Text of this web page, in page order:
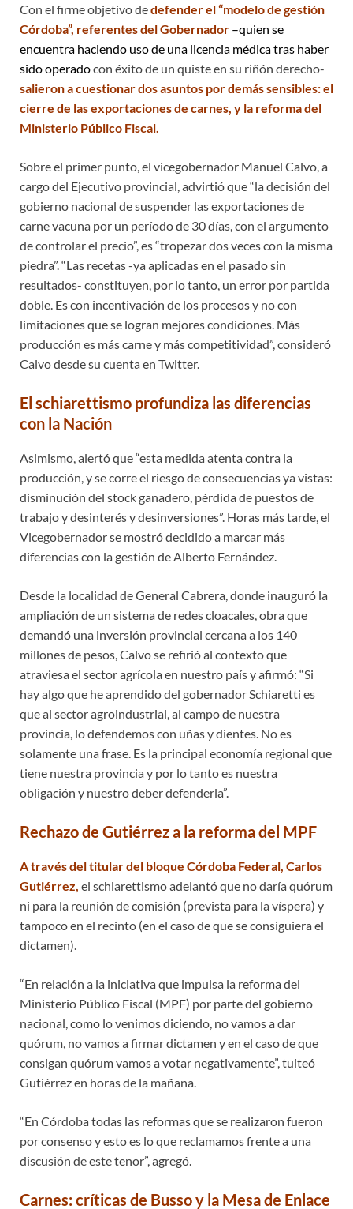
Con el firme objetivo dedefender el “modelo de gestión
Córdoba”, referentes del Gobernador –quien se
encuentra haciendo uso de una licencia médica tras haber
sido operadocon éxito de un quiste en su riñón derecho-
salieron a cuestionar dos asuntos por demás sensibles: el
cierre de las exportaciones de carnes, y la reforma del
Ministerio Público Fiscal.
Sobre el primer punto, el vicegobernador Manuel Calvo, a
cargo del Ejecutivo provincial, advirtió que “la decisión del
gobierno nacional de suspender las exportaciones de
carne vacuna por un período de 30 días, con el argumento
de controlar el precio”, es “tropezar dos veces con la misma
piedra”. “Las recetas -ya aplicadas en el pasado sin
resultados- constituyen, por lo tanto, un error por partida
doble. Es con incentivación de los procesos y no con
limitaciones que se logran mejores condiciones. Más
producción es más carne y más competitividad”, consideró
Calvo desde su cuenta en Twitter.
El schiarettismo profundiza las diferencias
con la Nación
Asimismo, alertó que “esta medida atenta contra la
producción, y se corre el riesgo de consecuencias ya vistas:
disminución del stock ganadero, pérdida de puestos de
trabajo y desinterés y desinversiones”. Horas más tarde, el
Vicegobernador se mostró decidido a marcar más
diferencias con la gestión de Alberto Fernández.
Desde la localidad de General Cabrera, donde inauguró la
ampliación de un sistema de redes cloacales, obra que
demandó una inversión provincial cercana a los 140
millones de pesos, Calvo se refirió al contexto que
atraviesa el sector agrícola en nuestro país y afirmó: “Si
hay algo que he aprendido del gobernador Schiaretti es
que al sector agroindustrial, al campo de nuestra
provincia, lo defendemos con uñas y dientes. No es
solamente una frase. Es la principal economía regional que
tiene nuestra provincia y por lo tanto es nuestra
obligación y nuestro deber defenderla”.
Rechazo de Gutiérrez a la reforma del MPF
A través del titular del bloque Córdoba Federal, Carlos
Gutiérrez, el schiarettismo adelantó que no daría quórum
ni para la reunión de comisión (prevista para la víspera) y
tampoco en el recinto (en el caso de que se consiguiera el
dictamen).
“En relación a la iniciativa que impulsa la reforma del
Ministerio Público Fiscal (MPF) por parte del gobierno
nacional, como lo venimos diciendo, no vamos a dar
quórum, no vamos a firmar dictamen y en el caso de que
consigan quórum vamos a votar negativamente”, tuiteó
Gutiérrez en horas de la mañana.
“En Córdoba todas las reformas que se realizaron fueron
por consenso y esto es lo que reclamamos frente a una
discusión de este tenor”, agregó.
Carnes: críticas de Busso y la Mesa de Enlace